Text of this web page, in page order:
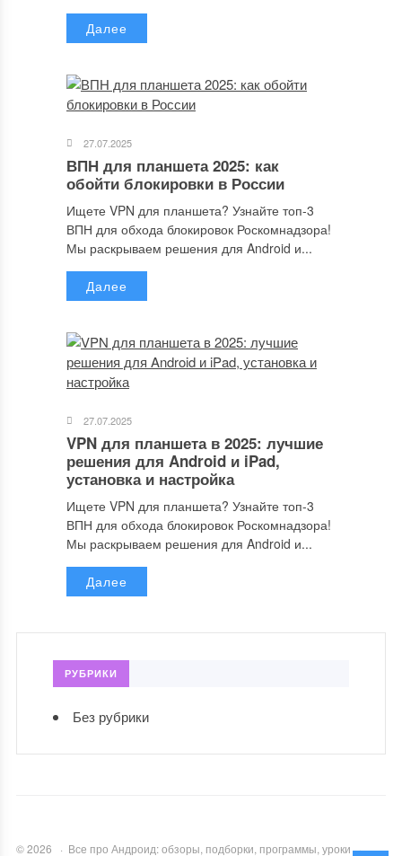
последующих моих комментариев.
Отправляя сообщение, Вы разрешаете сбор и обработку
персональных данных.Политика конфиденциальности
Далее
27.07.2025
ВПН для планшета 2025: как
обойти блокировки в России
Ищете VPN для планшета? Узнайте топ-3
ВПН для обхода блокировок Роскомнадзора!
Мы раскрываем решения для Android и...
Далее
27.07.2025
VPN для планшета в 2025: лучшие
решения для Android и iPad,
установка и настройка
Ищете VPN для планшета? Узнайте топ-3
ВПН для обхода блокировок Роскомнадзора!
Мы раскрываем решения для Android и...
Далее
РУБРИКИ
Без рубрики
©2026 · Все про Андроид: обзоры, подборки, программы, уроки·